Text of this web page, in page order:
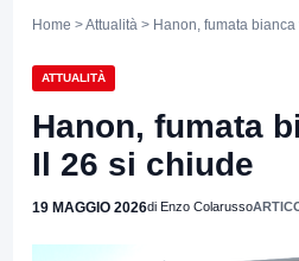
Home >Attualità > Hanon, fumata
ATTUALITÀ
Hanon, fumata
Il 26 si chiude
19 MAGGIO 2026di Enzo Colarusso